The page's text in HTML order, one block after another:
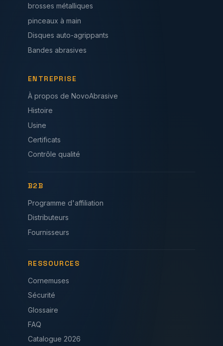
brosses métalliques
pinceaux à main
Disques auto-agrippants
Bandes abrasives
ENTREPRISE
À propos de NovoAbrasive
Histoire
Usine
Certificats
Contrôle qualité
B2B
Programme d'affiliation
Distributeurs
Fournisseurs
RESSOURCES
Cornemuses
Sécurité
Glossaire
FAQ
Catalogue 2026